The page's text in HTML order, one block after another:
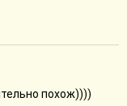
похож))))